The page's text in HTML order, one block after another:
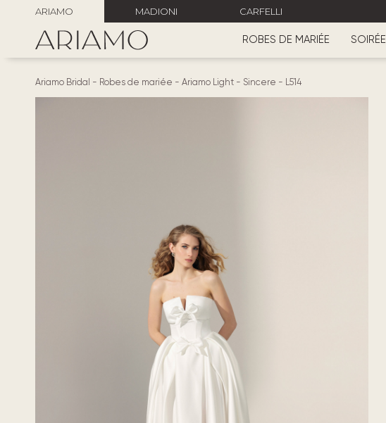
ARIAMO MADIONI CARFELLI
ROBES DE MARIÉE SOIRÉE
Ariamo Bridal - Robes de mariée - Ariamo Light - Sincere - L514